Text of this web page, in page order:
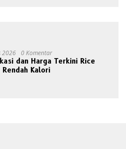
2026 0 Komentar
dan Harga Terkini Rice
Rendah Kalori